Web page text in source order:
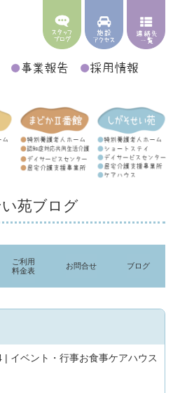
苑ブログ
ご利用
料金表
お問合せ ブログ
| イベント・行事お食事ケアハウス